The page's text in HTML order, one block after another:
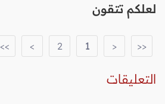
لعلكم تتقون
<<
<
1
2
>
>>
التعليقات